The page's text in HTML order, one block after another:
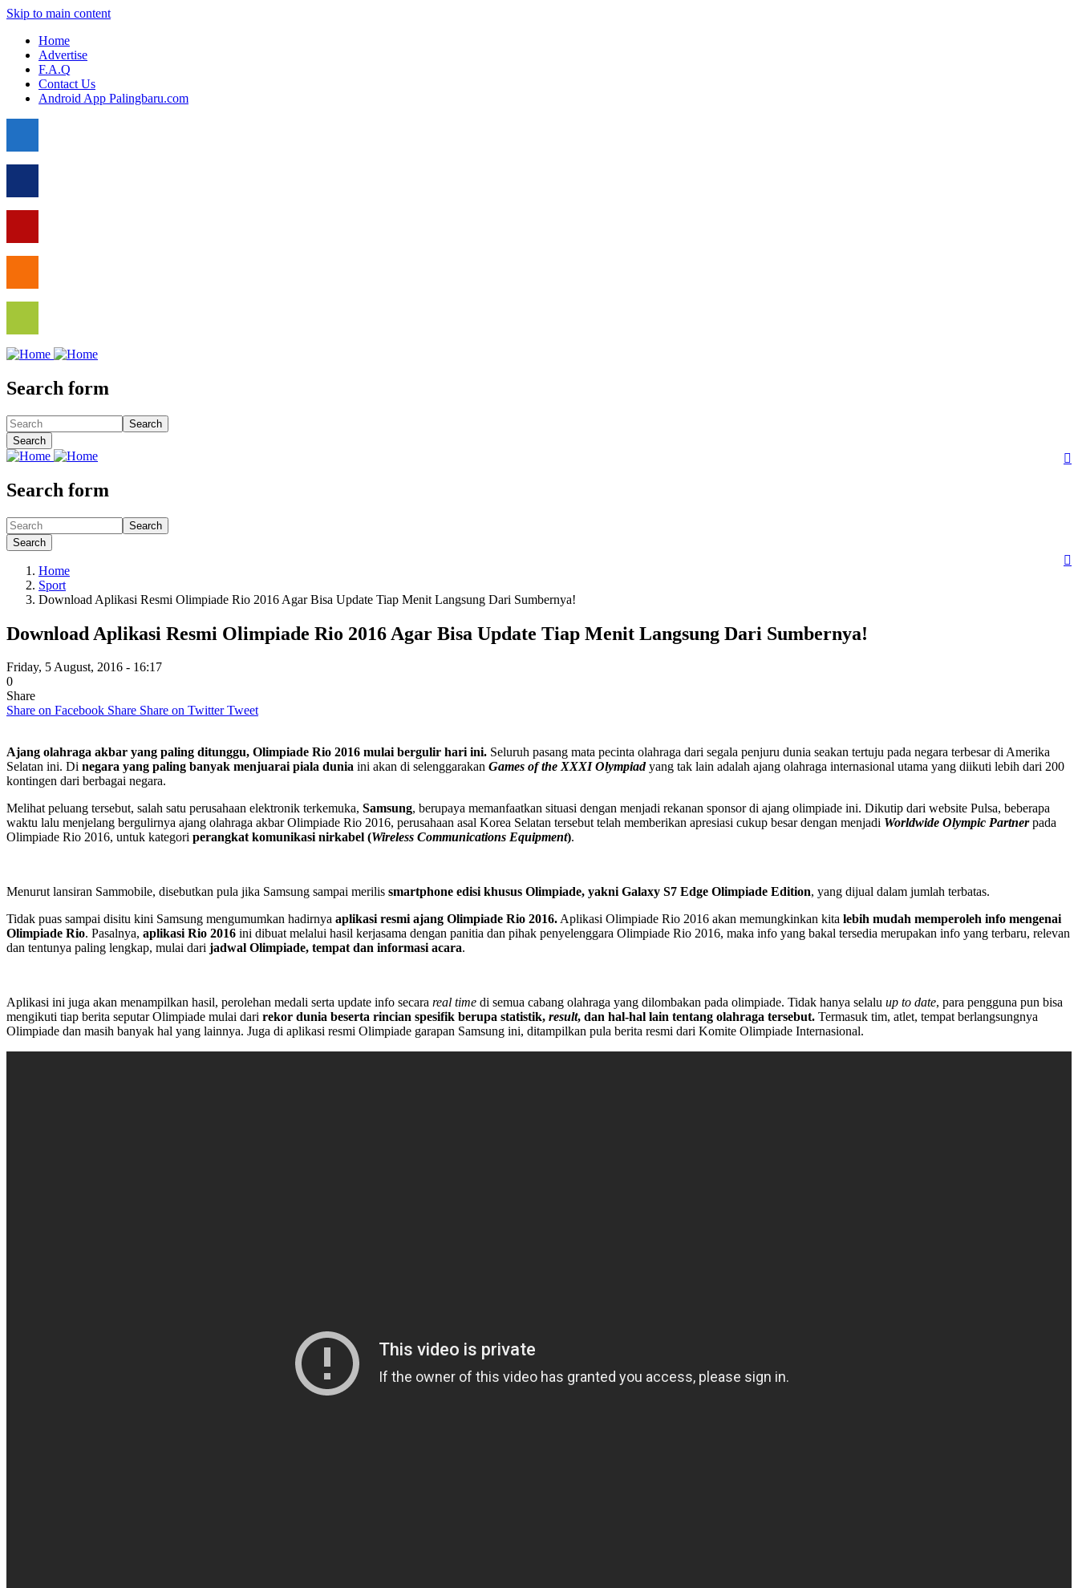
Skip to main content
Home
Advertise
F.A.Q
Contact Us
Android App Palingbaru.com
Search form
Search
Search

Search form
Search
Search

Home
Sport
Download Aplikasi Resmi Olimpiade Rio 2016 Agar Bisa Update Tiap Menit Langsung Dari Sumbernya!
Download Aplikasi Resmi Olimpiade Rio 2016 Agar Bisa Update Tiap Menit Langsung Dari Sumbernya!
Friday, 5 August, 2016 - 16:17
0
Share
Share on Facebook Share Share on Twitter Tweet
Ajang olahraga akbar yang paling ditunggu, Olimpiade Rio 2016 mulai bergulir hari ini. Seluruh pasang mata pecinta olahraga dari segala penjuru dunia seakan tertuju pada negara terbesar di Amerika
Selatan ini. Di negara yang paling banyak menjuarai piala dunia ini akan di selenggarakan Games of the XXXI Olympiadyang tak lain adalah ajang olahraga internasional utama yang diikuti lebih dari 200
kontingen dari berbagai negara.
Melihat peluang tersebut, salah satu perusahaan elektronik terkemuka, Samsung, berupaya memanfaatkan situasi dengan menjadi rekanan sponsor di ajang olimpiade ini. Dikutip dari website Pulsa, beberapa
waktu lalu menjelang bergulirnya ajang olahraga akbar Olimpiade Rio 2016, perusahaan asal Korea Selatan tersebut telah memberikan apresiasi cukup besar dengan menjadi Worldwide Olympic Partnerpada
Olimpiade Rio 2016, untuk kategori perangkat komunikasi nirkabel (Wireless Communications Equipment).
Menurut lansiran Sammobile, disebutkan pula jika Samsung sampai merilis smartphone edisi khusus Olimpiade, yakni Galaxy S7 Edge Olimpiade Edition, yang dijual dalam jumlah terbatas.
Tidak puas sampai disitu kini Samsung mengumumkan hadirnya aplikasi resmi ajang Olimpiade Rio 2016.Aplikasi Olimpiade Rio 2016 akan memungkinkan kita lebih mudah memperoleh info mengenai
Olimpiade Rio. Pasalnya, aplikasi Rio 2016 ini dibuat melalui hasil kerjasama dengan panitia dan pihak penyelenggara Olimpiade Rio 2016, maka info yang bakal tersedia merupakan info yang terbaru, relevan
dan tentunya paling lengkap, mulai dari jadwal Olimpiade, tempat dan informasi acara.
Aplikasi ini juga akan menampilkan hasil, perolehan medali serta update info secara real time di semua cabang olahraga yang dilombakan pada olimpiade. Tidak hanya selalu up to date, para pengguna pun bisa
mengikuti tiap berita seputar Olimpiade mulai dari rekor dunia beserta rincian spesifik berupa statistik, result, dan hal-hal lain tentang olahraga tersebut. Termasuk tim, atlet, tempat berlangsungnya
Olimpiade dan masih banyak hal yang lainnya. Juga di aplikasi resmi Olimpiade garapan Samsung ini, ditampilkan pula berita resmi dari Komite Olimpiade Internasional.